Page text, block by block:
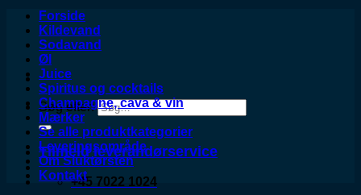
Søg efter:
Tilmeld leverandørservice
+45 7022 1024
Forside
Kildevand
Sodavand
Øl
Juice
Spiritus og cocktails
Champagne, cava & vin
Mærker
Se alle produktkategorier
Leveringsområde
Om Sluktørsten
Kontakt